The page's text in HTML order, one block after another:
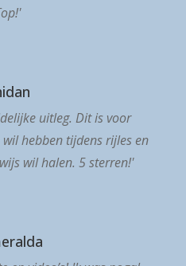
uitleg. Dit is voor
hebben tijdens rijles en
wil halen. 5 sterren!'